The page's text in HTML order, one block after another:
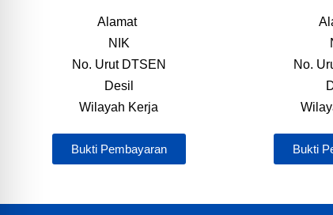
Alamat
NIK
No. Urut DTSEN
Desil
Wilayah Kerja
Bukti Pembayaran
No.
Bukti